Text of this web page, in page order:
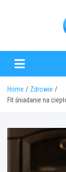
Home
Zdrowie
Fit śniadanie na